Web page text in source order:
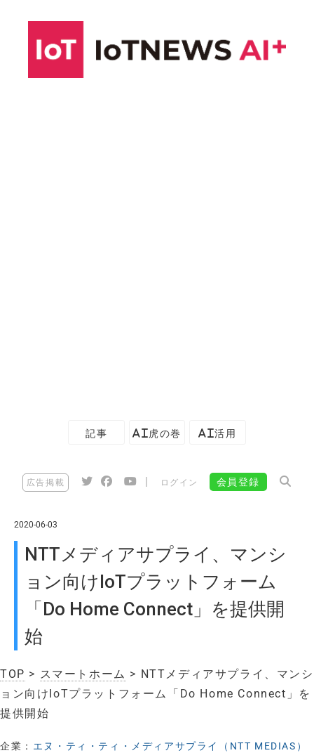
記事 AI虎の巻 AI活用
広告掲載 ログイン 会員登録
2020-06-03
NTTメディアサプライ、マンシ
ョン向けIoTプラットフォーム
「Do Home Connect」を提供開
始
TOP > スマートホーム > NTTメディアサプライ、マンシ
ョン向けIoTプラットフォーム「Do Home Connect」を
提供開始
企業： エヌ・ティ・ティ・メディアサプライ（NTT MEDIAS）